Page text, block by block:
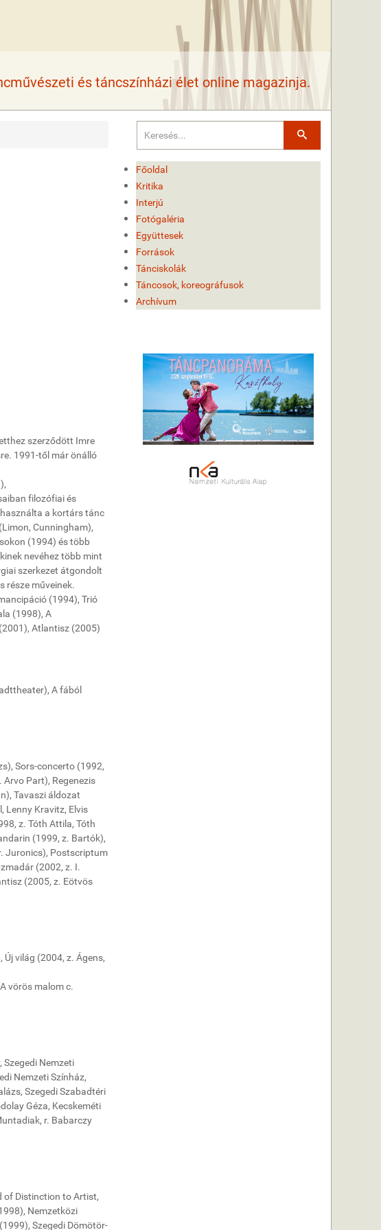
és táncszínházi élet online magazinja.
szerződött Imre
1991-től már önálló
filozófiai és
a kortárs tánc
Cunningham),
(1994) és több
nevéhez több mint
szerkezet átgondolt
része műveinek.
(1994), Trió
(1998), A
Atlantisz (2005)
A fából
Sors-concerto (1992,
Part), Regenezis
Tavaszi áldozat
Lenny Kravitz, Elvis
z. Tóth Attila, Tóth
(1999, z. Bartók),
Juronics), Postscriptum
(2002, z. I.
(2005, z. Eötvös
világ (2004, z. Ágens,
vörös malom c.
Nemzeti
Nemzeti Színház,
Szegedi Szabadtéri
Géza, Kecskeméti
r. Babarczy
of Distinction to Artist,
Nemzetközi
Szegedi Dömötör-
Keresés
Főoldal
Kritika
Interjú
Fotógaléria
Együttesek
Források
Tánciskolák
Táncosok, koreográfusok
Archívum